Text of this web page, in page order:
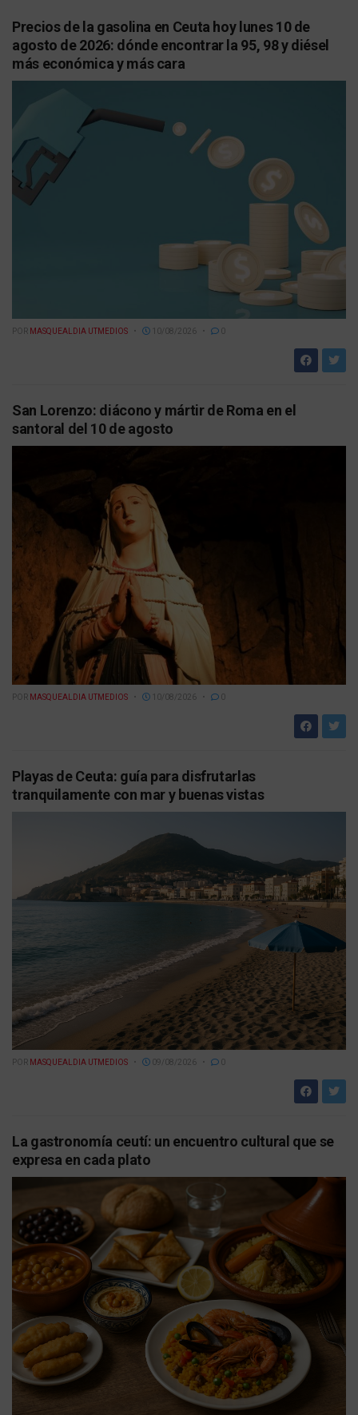
Precios de la gasolina en Ceuta hoy lunes 10 de
agosto de 2026: dónde encontrar la 95, 98 y diésel
más económica y más cara
POR MASQUEALDIA UTMEDIOS 10/08/2026 0
San Lorenzo: diácono y mártir de Roma en el
santoral del 10 de agosto
POR MASQUEALDIA UTMEDIOS 10/08/2026 0
Playas de Ceuta: guía para disfrutarlas
tranquilamente con mar y buenas vistas
POR MASQUEALDIA UTMEDIOS 09/08/2026 0
La gastronomía ceutí: un encuentro cultural que se
expresa en cada plato